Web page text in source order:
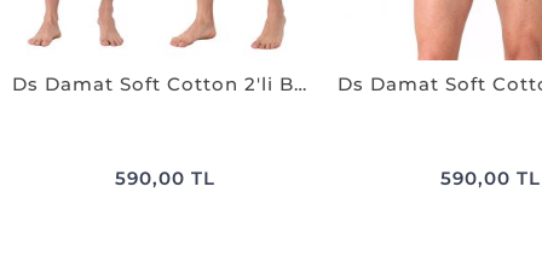
Ds Damat Soft Cotton 2'li Boxer SİYAH-GRİ
590,00 TL 590,00 TL